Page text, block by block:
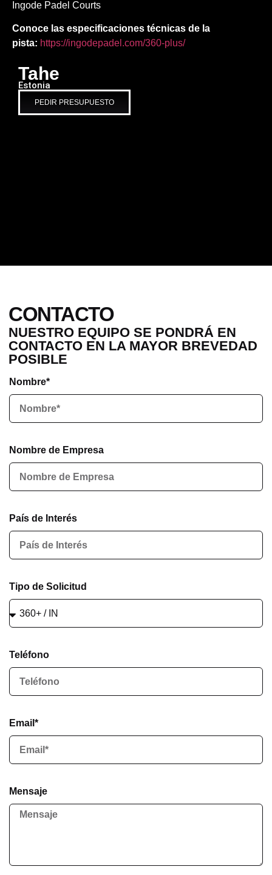
Ingode Padel Courts
Conoce las especificaciones técnicas de la
pista: https://ingodepadel.com/360-plus/
Tahe
Estonia
PEDIR PRESUPUESTO
CONTACTO
NUESTRO EQUIPO SE PONDRÁ EN
CONTACTO EN LA MAYOR BREVEDAD
POSIBLE
Nombre*
Nombre de Empresa
País de Interés
Tipo de Solicitud
Teléfono
Email*
Mensaje